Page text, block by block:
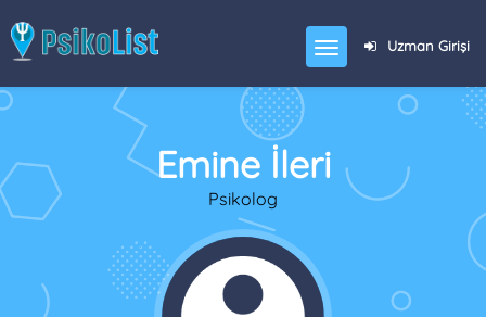
Uzman Girişi
Emine İleri
Psikolog